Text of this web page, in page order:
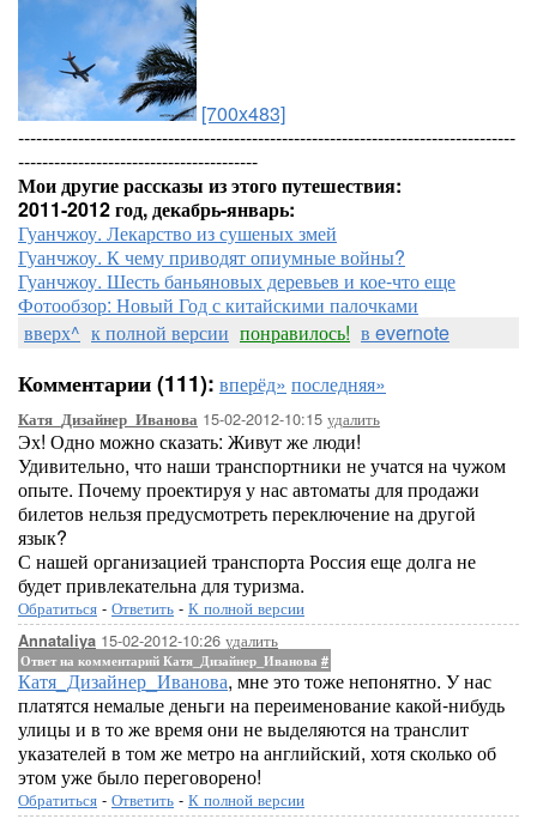
[700x483]
-----------------------------------------------------------------------------------
----------------------------------------
Мои другие рассказы из этого путешествия:
2011-2012 год, декабрь-январь:
Гуанчжоу. Лекарство из сушеных змей
Гуанчжоу. К чему приводят опиумные войны?
Гуанчжоу. Шесть баньяновых деревьев и кое-что еще
Фотообзор: Новый Год с китайскими палочками
вверх^ к полной версии понравилось! в evernote
Комментарии (111): вперёд» последняя»
Катя_Дизайнер_Иванова 15-02-2012-10:15 удалить
Эх! Одно можно сказать: Живут же люди!
Удивительно, что наши транспортники не учатся на чужом
опыте. Почему проектируя у нас автоматы для продажи
билетов нельзя предусмотреть переключение на другой
язык?
С нашей организацией транспорта Россия еще долга не
будет привлекательна для туризма.
Обратиться - Ответить - К полной версии
Annataliya 15-02-2012-10:26 удалить
Ответ на комментарий Катя_Дизайнер_Иванова #
Катя_Дизайнер_Иванова, мне это тоже непонятно. У нас
платятся немалые деньги на переименование какой-нибудь
улицы и в то же время они не выделяются на транслит
указателей в том же метро на английский, хотя сколько об
этом уже было переговорено!
Обратиться - Ответить - К полной версии